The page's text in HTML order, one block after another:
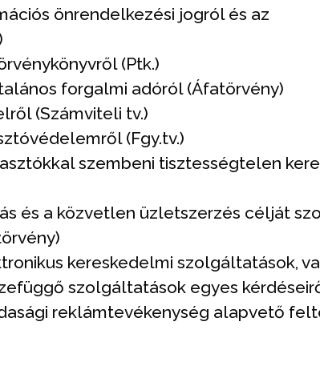
önrendelkezési jogról és az
(Ptk.)
forgalmi adóról (Áfatörvény)
(Számviteli tv.)
(Fgy.tv.)
szembeni tisztességtelen
és a közvetlen üzletszerzés célját
kereskedelmi szolgáltatások,
szolgáltatások egyes
reklámtevékenység alapvető